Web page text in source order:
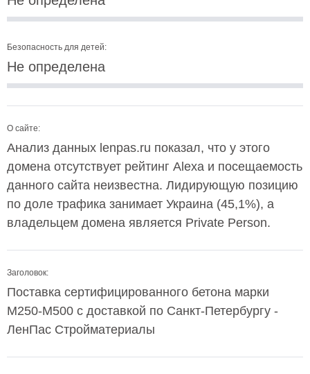
Безопасность для детей:
Не определена
О сайте:
Анализ данных lenpas.ru показал, что у этого
домена отсутствует рейтинг Alexa и посещаемость
данного сайта неизвестна. Лидирующую позицию
по доле трафика занимает Украина (45,1%), а
владельцем домена является Private Person.
Заголовок:
Поставка сертифицированного бетона марки
М250-М500 с доставкой по Санкт-Петербургу -
ЛенПас Стройматериалы